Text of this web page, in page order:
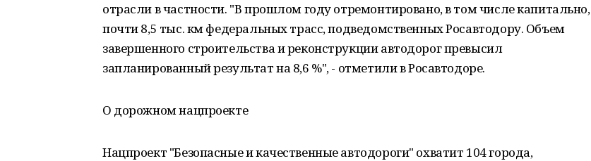
отрасли в частности. "В прошлом году отремонтировано, в том числе капитально,
почти 8,5 тыс. км федеральных трасс, подведомственных Росавтодору. Объем
завершенного строительства и реконструкции автодорог превысил
запланированный результат на 8,6 %", - отметили в Росавтодоре.
О дорожном нацпроекте
Нацпроект "Безопасные и качественные автодороги" охватит 104 города,